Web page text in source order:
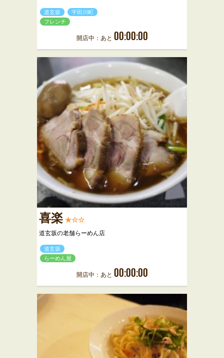
道玄坂
宇田川町
フレンチ
開店中：あと 00:00:00
喜楽 ★☆☆
道玄坂の老舗らーめん店
道玄坂
らーめん屋
開店中：あと 00:00:00